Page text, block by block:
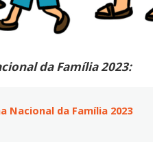
da Família 2023:
Nacional da Família 2023